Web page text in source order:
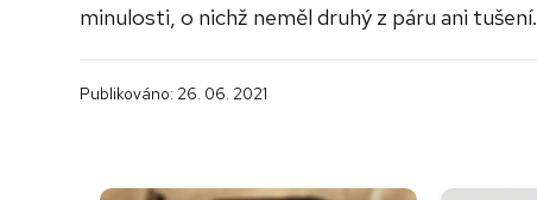
minulosti, o nichž neměl druhý z páru ani tušení.
Publikováno: 26. 06. 2021